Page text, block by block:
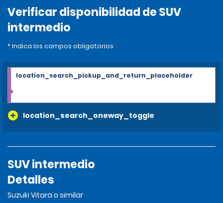
Verificar disponibilidad de SUV
intermedio
* Indica los campos obligatorios
location_search_oneway_toggle
location_search_pickup_and_return_placeholder
SUV intermedio
Detalles
Suzuki Vitara o similar